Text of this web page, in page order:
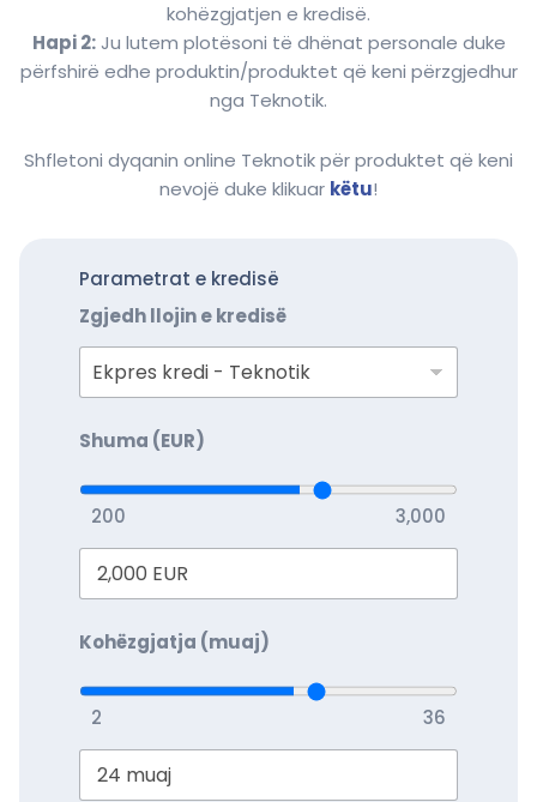
kohëzgjatjen e kredisë.
Hapi 2:Ju lutem plotësoni të dhënat personale duke
përfshirë edhe produktin/produktet që keni përzgjedhur
nga Teknotik.
Shfletoni dyqanin online Teknotik për produktet që keni
nevojë duke klikuar këtu!
Parametrat e kredisë
Zgjedh llojin e kredisë
Shuma (EUR)
200 3,000
Kohëzgjatja (muaj)
2 36